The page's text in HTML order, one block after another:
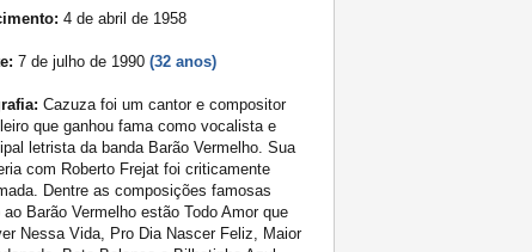
4 de abril de 1958
7 de julho de 1990 (32 anos)
Cazuza foi um cantor e compositor
que ganhou fama como vocalista e
letrista da banda Barão Vermelho. Sua
com Roberto Frejat foi criticamente
Dentre as composições famosas
ao Barão Vermelho estão Todo Amor que
Nessa Vida, Pro Dia Nascer Feliz, Maior